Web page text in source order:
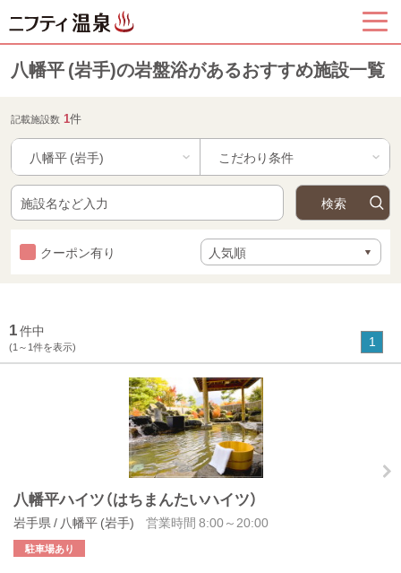
八幡平 (岩手)の岩盤浴があるおすすめ施設一覧
記載施設数 1件
八幡平 (岩手)
クーポン有り
1件中
(1～1件を表示) 1
八幡平ハイツ（はちまんたいハイツ）
岩手県 / 八幡平 (岩手) 営業時間 8:00～20:00
駐車場あり